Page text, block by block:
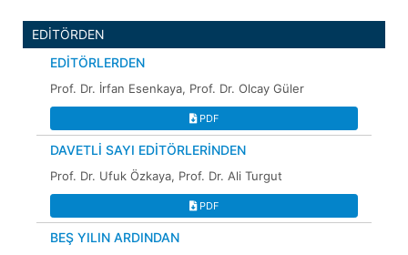
EDİTÖRDEN
EDİTÖRLERDEN
Prof. Dr. İrfan Esenkaya, Prof. Dr. Olcay Güler
PDF
DAVETLİ SAYI EDİTÖRLERİNDEN
Prof. Dr. Ufuk Özkaya, Prof. Dr. Ali Turgut
PDF
BEŞ YILIN ARDINDAN